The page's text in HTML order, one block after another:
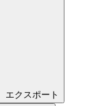
エクスポート